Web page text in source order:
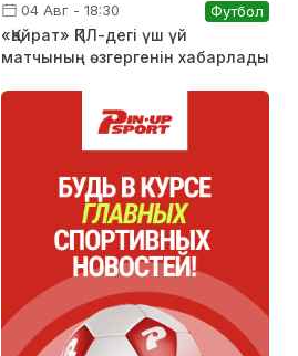
04 Авг - 18:30 Футбол
«Қайрат» ҚПЛ-дегі үш үй
матчының өзгергенін хабарлады